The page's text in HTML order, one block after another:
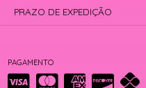
PAGAMENTO
PRAZO DE EXPEDIÇÃO